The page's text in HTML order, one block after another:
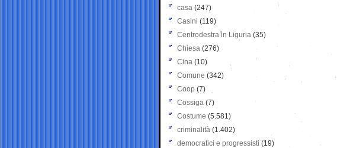
casa (247)
Casini (119)
Centrodestra in Liguria (35)
Chiesa (276)
Cina (10)
Comune (342)
Coop (7)
Cossiga (7)
Costume (5.581)
criminalità (1.402)
democratici e progressisti (19)